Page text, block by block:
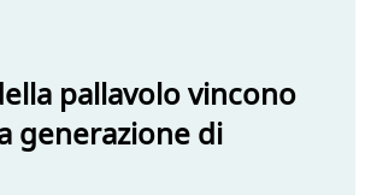
pallavolo vincono
generazione di